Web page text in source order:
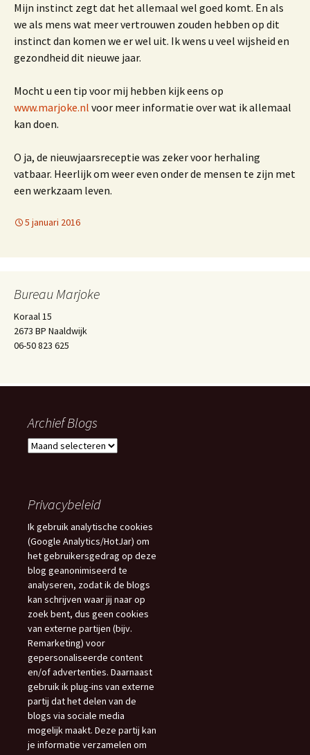
Mijn instinct zegt dat het allemaal wel goed komt. En als
we als mens wat meer vertrouwen zouden hebben op dit
instinct dan komen we er wel uit. Ik wens u veel wijsheid en
gezondheid dit nieuwe jaar.
Mocht u een tip voor mij hebben kijk eens op
www.marjoke.nl voor meer informatie over wat ik allemaal
kan doen.
O ja, de nieuwjaarsreceptie was zeker voor herhaling
vatbaar. Heerlijk om weer even onder de mensen te zijn met
een werkzaam leven.
5 januari 2016
Bureau Marjoke
Koraal 15
2673 BP Naaldwijk
06-50 823 625
Archief Blogs
Archief
Privacybeleid
Ik gebruik analytische cookies
(Google Analytics/HotJar) om
het gebruikersgedrag op deze
blog geanonimiseerd te
analyseren, zodat ik de blogs
kan schrijven waar jij naar op
zoek bent, dus geen cookies
van externe partijen (bijv.
Remarketing) voor
gepersonaliseerde content
en/of advertenties. Daarnaast
gebruik ik plug-ins van externe
partij dat het delen van de
blogs via sociale media
mogelijk maakt. Deze partij kan
je informatie verzamelen om